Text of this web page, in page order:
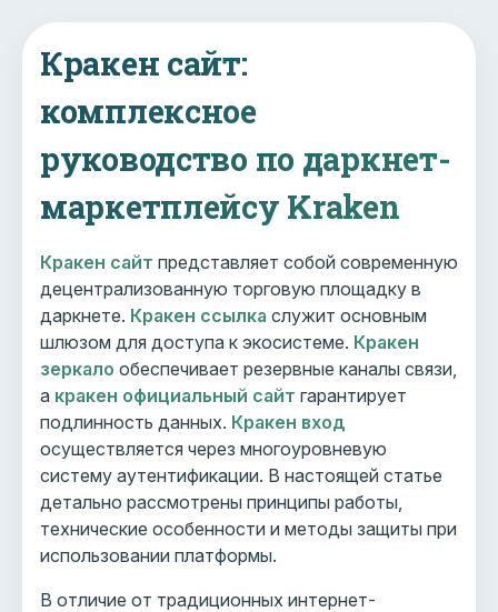
Кракен сайт:
комплексное
руководство по даркнет-
маркетплейсу Kraken
Кракен сайт представляет собой современную
децентрализованную торговую площадку в
даркнете. Кракен ссылка служит основным
шлюзом для доступа к экосистеме. Кракен
зеркало обеспечивает резервные каналы связи,
а кракен официальный сайт гарантирует
подлинность данных. Кракен вход
осуществляется через многоуровневую
систему аутентификации. В настоящей статье
детально рассмотрены принципы работы,
технические особенности и методы защиты при
использовании платформы.
В отличие от традиционных интернет-